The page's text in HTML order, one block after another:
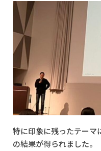
特に印象に残ったテーマ
の結果が得られました。